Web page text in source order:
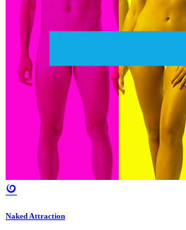
Naked Attraction